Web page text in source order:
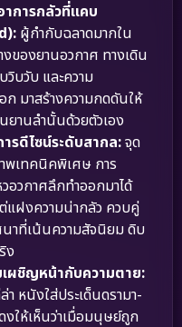
การกลัวที่แคบ
ผู้กำกับฉลาดมากใน
งของยานอวกาศ ทางเดิน
บวับ และความ
ก มาสร้างความกดดันให้
านลำนั้นด้วยตัวเอง
รดีไซน์ระดับสากล:จุด
พเทคนิคพิเศษ การ
อวกาศลึกทำออกมาได้
แฝงความน่ากลัว ควบคู่
าที่เน้นความสัจนิยม ดิบ
ง
ผชิญหน้ากับความตาย:
า หนังใส่ประเด็นดรามา-
งให้เห็นว่าเมื่อมนุษย์ถูก